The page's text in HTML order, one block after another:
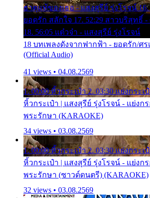
ธาตุแท้ของเธอ - แสงสุรีย์ รุ่งโรจน์
ยอดรัก สลักใจ 17. 52:29 สาวบริสุทธิ์
18. 56:05 แต๋วจ๋า - แสงสุรีย์ รุ่งโรจน์
18 บทเพลงดังจากฟากฟ้า - ยอดรัก/ศร
(Official Audio)
41 views • 04.08.2569
1. 00:00 หิ้วกระเป๋า 2. 03:30 แย่งกระเ
หิ้วกระเป๋า | แสงสุรีย์ รุ่งโรจน์ - แย่งก
พระรักษา (KARAOKE)
34 views • 03.08.2569
1. 00:00 หิ้วกระเป๋า 2. 03:30 แย่งกระเ
หิ้วกระเป๋า | แสงสุรีย์ รุ่งโรจน์ - แย่งก
พระรักษา (ซาวด์ดนตรี) (KARAOKE)
32 views • 03.08.2569